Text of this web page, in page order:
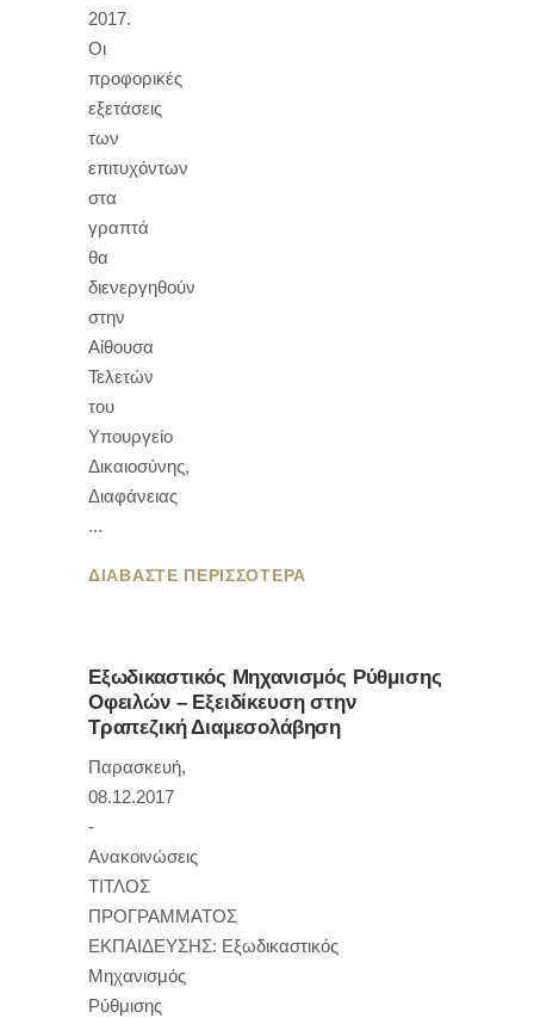
2017.
Οι
προφορικές
εξετάσεις
των
επιτυχόντων
στα
γραπτά
θα
διενεργηθούν
στην
Αίθουσα
Τελετών
του
Υπουργείο
Δικαιοσύνης,
Διαφάνειας
ΔΙΑΒΑΣΤΕ ΠΕΡΙΣΣΟΤΕΡΑ
Εξωδικαστικός Μηχανισμός Ρύθμισης
Οφειλών – Εξειδίκευση στην
Τραπεζική Διαμεσολάβηση
Παρασκευή,
08.12.2017
-
Ανακοινώσεις
ΤΙΤΛΟΣ
ΠΡΟΓΡΑΜΜΑΤΟΣ
ΕΚΠΑΙΔΕΥΣΗΣ: Εξωδικαστικός
Μηχανισμός
Ρύθμισης